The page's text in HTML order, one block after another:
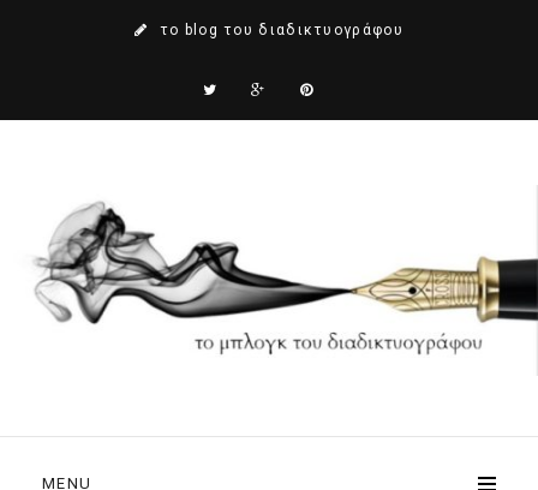
το blog του διαδικτυογράφου
MENU